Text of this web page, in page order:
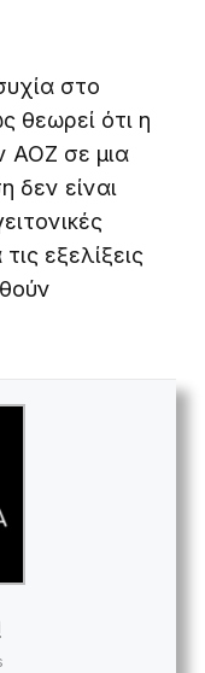
στο
θεωρεί ότι η
ΑΟΖ σε μια
δεν είναι
εξελίξεις